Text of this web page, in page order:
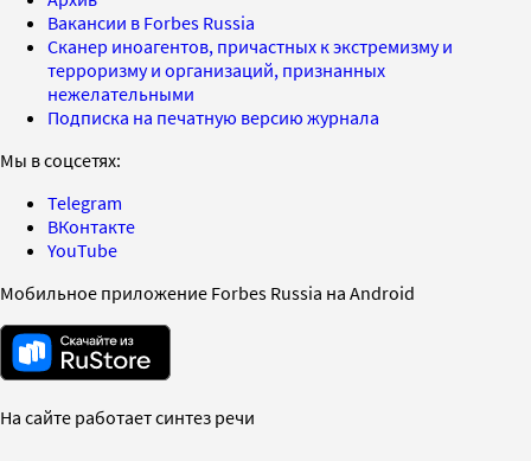
Вакансии в Forbes Russia
Сканер иноагентов, причастных к экстремизму и
терроризму и организаций, признанных
нежелательными
Подписка на печатную версию журнала
Мы в соцсетях:
Telegram
ВКонтакте
YouTube
Мобильное приложение Forbes Russia на Android
На сайте работает синтез речи